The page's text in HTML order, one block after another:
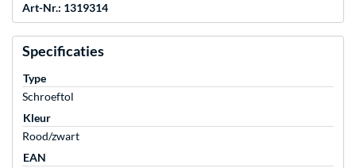
Art-Nr.: 1319314
Specificaties
Type
Schroeftol
Kleur
Rood/zwart
EAN